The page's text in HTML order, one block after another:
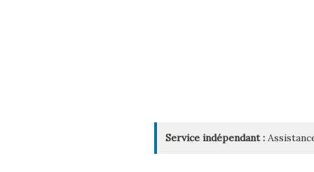
Service indépendant :